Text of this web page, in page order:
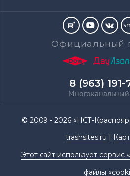
Официальный
8 (963) 191-
© 2009 - 2026 «НСТ-
trashsites.ru |
Этот сайт использует
файлы